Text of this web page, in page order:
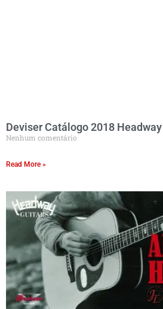
Deviser Catálogo 2018
Nenhum comentário
Read More »